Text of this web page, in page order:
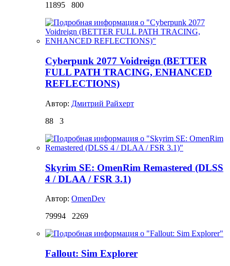
11895
800
Cyberpunk 2077 Voidreign (BETTER
FULL PATH TRACING, ENHANCED
REFLECTIONS)
Автор: Дмитрий Райхерт
88
3
Skyrim SE: OmenRim Remastered (DLSS
4 / DLAA / FSR 3.1)
Автор: OmenDev
79994
2269
Fallout: Sim Explorer